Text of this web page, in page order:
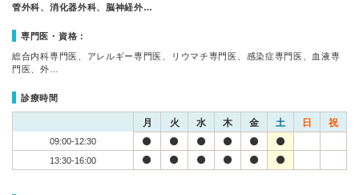
管外科、消化器外科、脳神経外…
専門医・資格：
総合内科専門医、アレルギー専門医、リウマチ専門医、感染症専門医、血液専
門医、外…
診療時間
月 火 水 木 金 土 日 祝
09:00-12:30
13:30-16:00